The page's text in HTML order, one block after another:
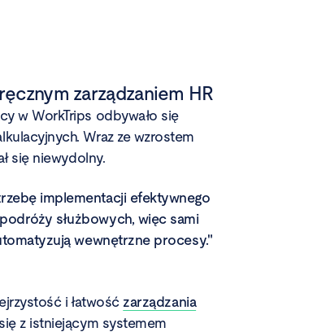
zarządzaniem HR
w WorkTrips odbywało się
Wraz ze wzrostem
się niewydolny.
implementacji efektywnego
służbowych, więc sami
wewnętrzne procesy."
i łatwość zarządzania
z istniejącym systemem